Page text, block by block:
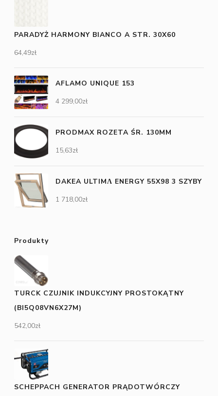
PARADYŻ HARMONY BIANCO A STR. 30X60
64,49zł
AFLAMO UNIQUE 153
4 299,00zł
PRODMAX ROZETA ŚR. 130MM
15,63zł
DAKEA ULTIMΛ ENERGY 55X98 3 SZYBY
1 718,00zł
Produkty
TURCK CZUJNIK INDUKCYJNY PROSTOKĄTNY
(BI5Q08VN6X27M)
542,00zł
SCHEPPACH GENERATOR PRĄDOTWÓRCZY